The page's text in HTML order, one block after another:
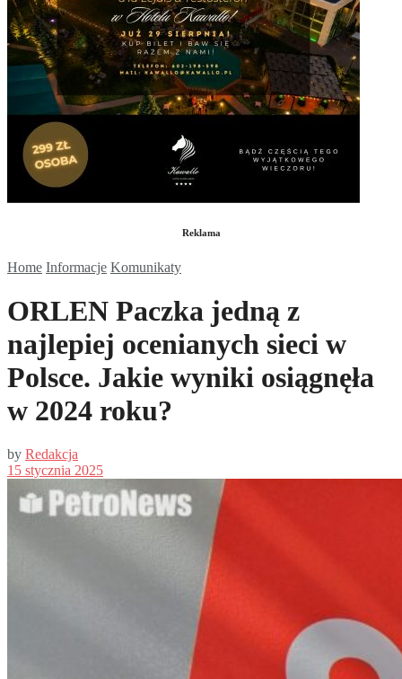
Reklama
Home Informacje Komunikaty
ORLEN Paczka jedną z
najlepiej ocenianych sieci w
Polsce. Jakie wyniki osiągnęła
w 2024 roku?
by Redakcja
15 stycznia 2025